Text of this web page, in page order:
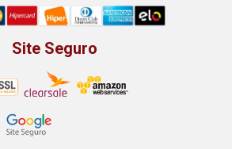
Site Seguro